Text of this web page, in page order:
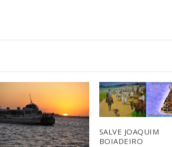
SALVE JOAQUIM
BOIADEIRO